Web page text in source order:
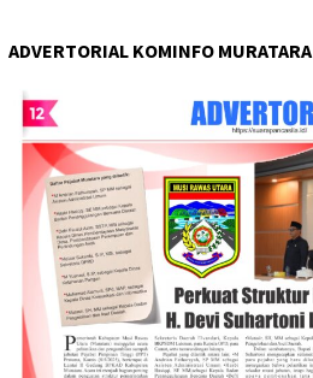
ADVERTORIAL KOMINFO MURATARA